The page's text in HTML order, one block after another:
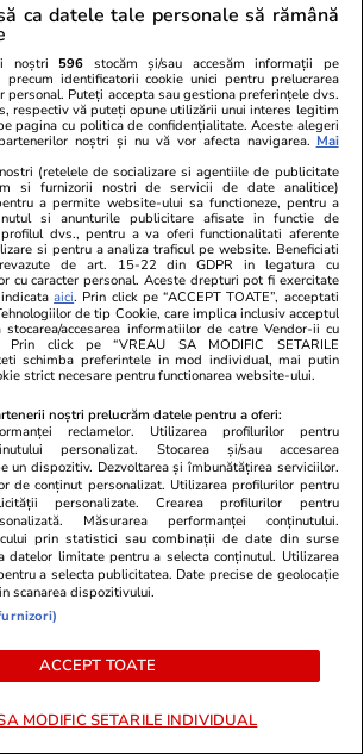
ar fi găsit 500.000 de euro
directorul general al Uzinei
precum și două ceasuri
și Rolex
12:58
politic total. PNL pregătește
a garniturilor doi și trei din
și deconcentratele ocupate
17:56 Vacanțe și
ca datele tale personale să rămână
noștri 596 stocăm și/sau accesăm informații pe
identificatorii cookie unici pentru prelucrarea
personal. Puteți accepta sau gestiona preferințele dvs.
respectiv vă puteți opune utilizării unui interes legitim
pagina cu politica de confidențialitate. Aceste alegeri
noștri și nu vă vor afecta navigarea. Mai
(retelele de socializare si agentiile de publicitate
si furnizorii nostri de servicii de date analitice)
a permite website-ului sa functioneze, pentru a
si anunturile publicitare afisate in functie de
dvs., pentru a va oferi functionalitati aferente
si pentru a analiza traficul pe website. Beneficiati
de art. 15-22 din GDPR in legatura cu
cu caracter personal. Aceste drepturi pot fi exercitate
aici. Prin click pe “ACCEPT TOATE”, acceptati
de tip Cookie, care implica inclusiv acceptul
accesarea informatiilor de catre Vendor-ii cu
Prin click pe “VREAU SA MODIFIC SETARILE
schimba preferintele in mod individual, mai putin
strict necesare pentru functionarea website-ului.
noștri prelucrăm datele pentru a oferi:
reclamelor. Utilizarea profilurilor pentru
personalizat. Stocarea și/sau accesarea
un dispozitiv. Dezvoltarea și îmbunătățirea serviciilor.
de conținut personalizat. Utilizarea profilurilor pentru
personalizate. Crearea profilurilor pentru
Măsurarea performanței conținutului.
prin statistici sau combinații de date din surse
datelor limitate pentru a selecta conținutul. Utilizarea
a selecta publicitatea. Date precise de geolocație
scanarea dispozitivului.
ACCEPT TOATE
MODIFIC SETARILE INDIVIDUAL